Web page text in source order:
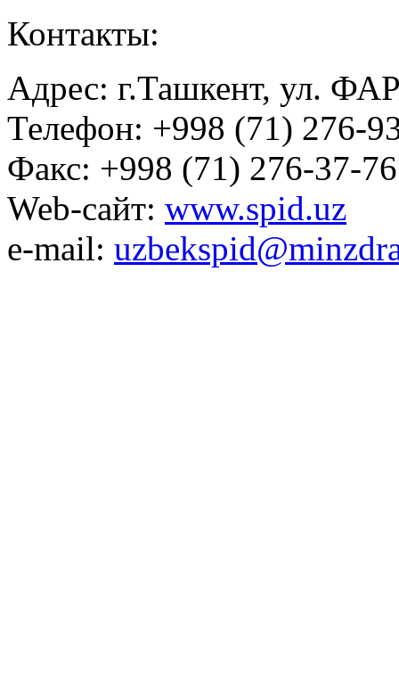
Контакты:
Адрес: г.Ташкент, ул.
Телефон: +998 (71) 276-
Факс: +998 (71) 276-37-76
Web-сайт: www.spid.uz
e-mail: